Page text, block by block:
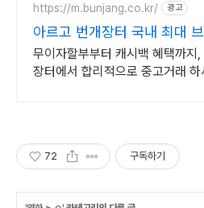
https://m.bunjang.co.kr/ 광고
아르고 번개장터 국내 최대
중고거래
무이자할부부터 캐시백 혜택까지,
장터에서 합리적으로 중고거래 하
72 구독하기